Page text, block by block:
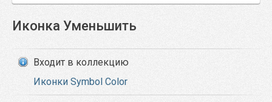
Иконка Уменьшить
Входит в коллекцию
Иконки Symbol Color